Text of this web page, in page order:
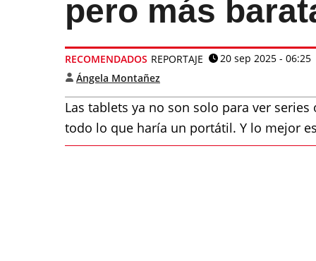
pero más
RECOMENDADOS REPORTAJE
20 sep 2025 - 06:25
Ángela Montañez
Las tablets ya no son solo para ver
todo lo que haría un portátil. Y lo mejor